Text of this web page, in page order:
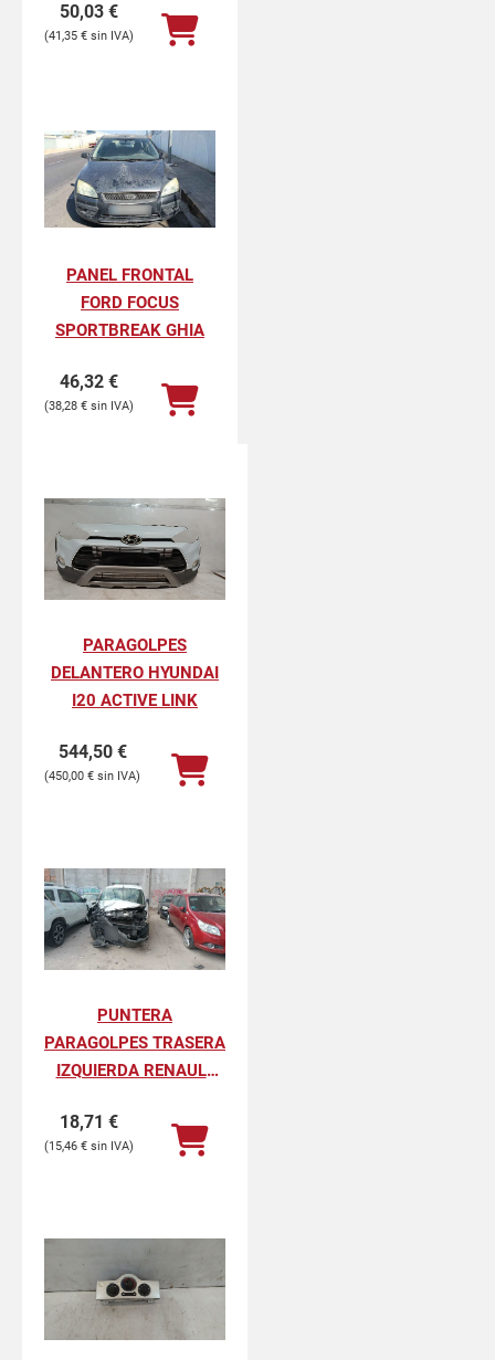
50,03 €
41,35 €
PANEL FRONTAL
FORD FOCUS
SPORTBREAK GHIA
46,32 €
38,28 €
PARAGOLPES
DELANTERO HYUNDAI
I20 ACTIVE LINK
544,50 €
450,00 €
PUNTERA
PARAGOLPES TRASERA
IZQUIERDA RENAULT
PROFESIONAL
18,71 €
15,46 €